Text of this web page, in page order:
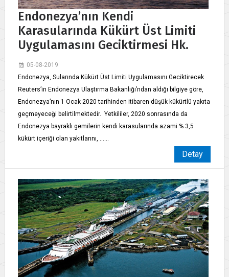
Endonezya’nın Kendi
Karasularında Kükürt Üst Limiti
Uygulamasını Geciktirmesi Hk.
05-08-2019
Endonezya, Sularında Kükürt Üst Limiti Uygulamasını Geciktirecek
Reuters’in Endonezya Ulaştırma Bakanlığı’ndan aldığı bilgiye göre,
Endonezya’nın 1 Ocak 2020 tarihinden itibaren düşük kükürtlü yakıta
geçmeyeceği belirtilmektedir. Yetkililer, 2020 sonrasında da
Endonezya bayraklı gemilerin kendi karasularında azami % 3,5
kükürt içeriği olan yakıtlarını, ......
Detay